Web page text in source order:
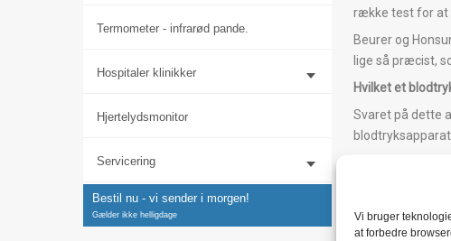
Vi bruger
at forbedre
Termometer - infrarød pande.
Hospitaler klinikker
Hjertelydsmonitor
Servicering
Bestil nu - vi sender i morgen!
Gælder ikke helligdage
række test for at
Beurer og
lige så præcist,
Hvilket et
Svaret på dette
Målinger
har været den
overarmen,